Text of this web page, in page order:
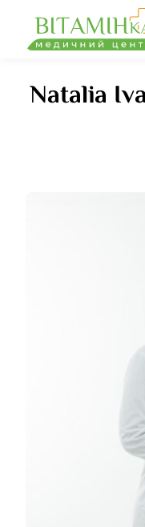
obsah
Natalia